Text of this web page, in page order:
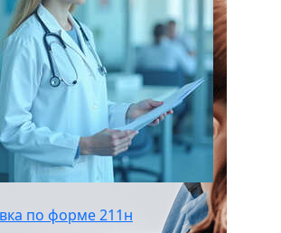
по форме 211н